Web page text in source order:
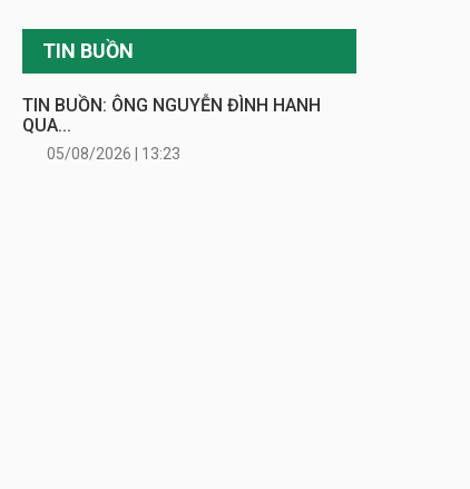
TIN BUỒN
TIN BUỒN: ÔNG NGUYỄN ĐÌNH HANH
QUA...
05/08/2026 | 13:23